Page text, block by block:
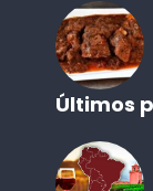
Últimos